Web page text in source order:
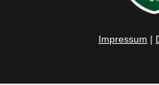
Impressum |